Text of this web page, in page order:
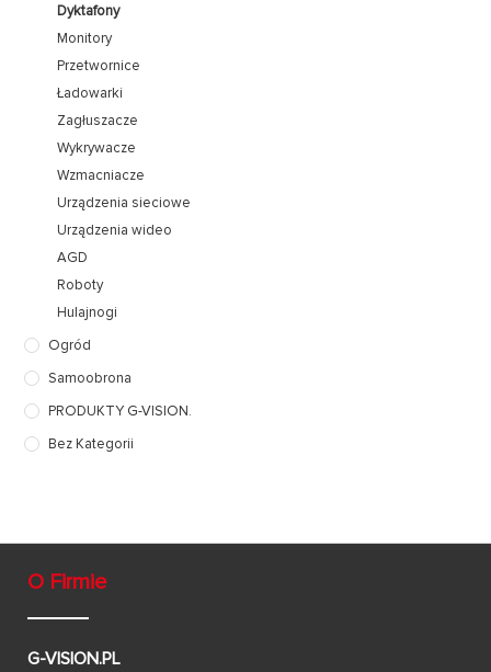
Dyktafony
Monitory
Przetwornice
Ładowarki
Zagłuszacze
Wykrywacze
Wzmacniacze
Urządzenia sieciowe
Urządzenia wideo
AGD
Roboty
Hulajnogi
Ogród
Samoobrona
PRODUKTY G-VISION.
Bez Kategorii
O Firmie
G-VISION.PL